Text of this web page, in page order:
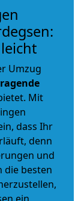
Umzug
Mit
dass Ihr
denn
und
die besten
ein